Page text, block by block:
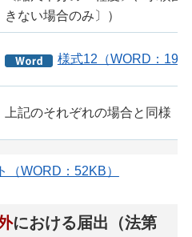
きない場合のみ〕）
様式12（WORD：
上記のそれぞれの場合と同様
（WORD：52KB）
における届出（法第